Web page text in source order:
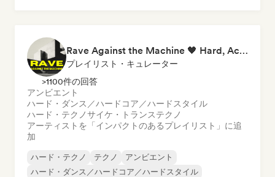
Rave Against the Machine 🖤 Hard, Acid & Dark Techno
プレイリスト・キュレーター
>1100件の回答
アンビエント
ハード・ダンス／ハードコア／ハードスタイル
ハード・テクノサイケ・トランステクノ
アーティストを「インパクトのあるプレイリスト」に追
加
ハード・テクノ テクノ
アンビエント
ハード・ダンス／ハードコア／ハードスタイル